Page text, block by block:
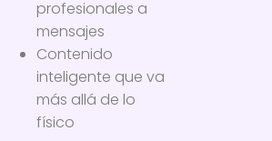
profesionales a
mensajes
Contenido
inteligente que va
más allá de lo
físico